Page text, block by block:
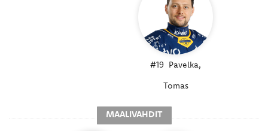
#19 Pavelka,
Tomas
MAALIVAHDIT